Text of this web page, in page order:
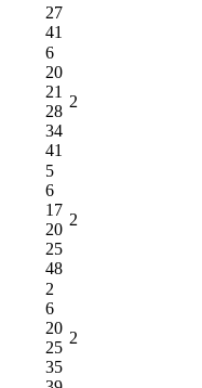
27
41
6
20
21
28
34
41
2
5
6
17
20
25
48
2
2
6
20
25
35
2